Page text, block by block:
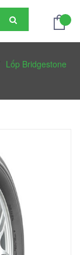
Lốp Bridgestone